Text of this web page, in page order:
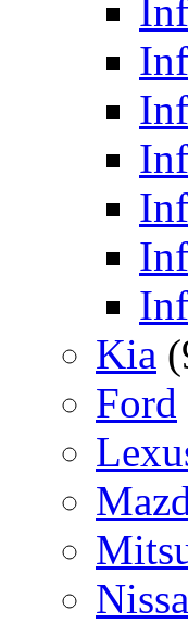
Kia
Ford